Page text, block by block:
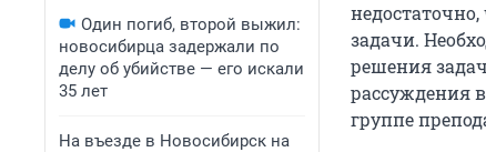
Один погиб, второй выжил:
новосибирца задержали по
делу об убийстве — его искали
35 лет
На въезде в Новосибирск на
задачи.
решения
рассуждения
группе